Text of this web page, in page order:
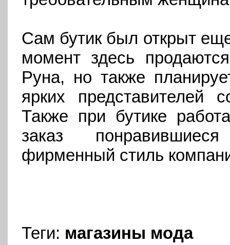
Сам бутик был открыт
момент здесь
Руна, но также
ярких представителей
Также при бутике
заказ
фирменный стиль
Теги: магазины мода